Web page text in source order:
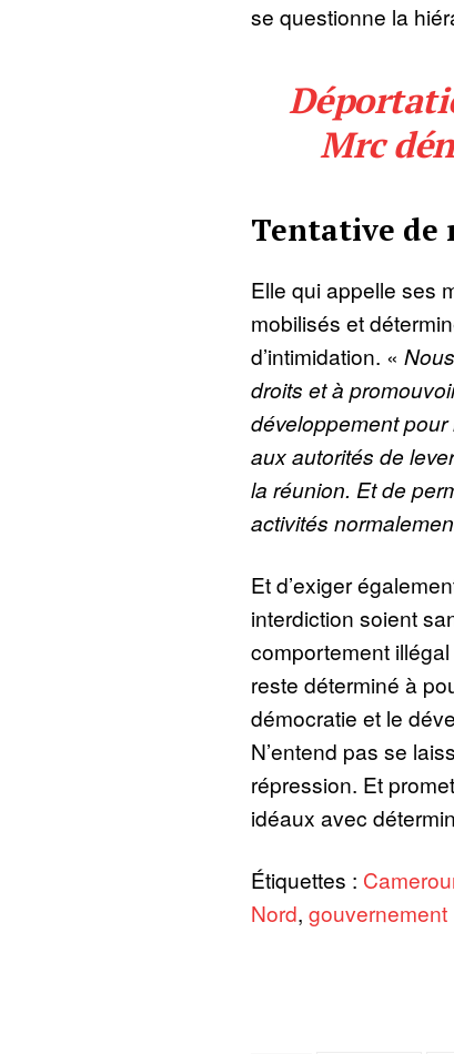
se questionne la
Mrc
Tentative de
Elle qui appelle ses
mobilisés et
d’intimidation. «
droits et à
développement
aux autorités de
la réunion. Et de
activités
Et d’exiger
interdiction soient
comportement
reste déterminé à
démocratie et le
N’entend pas se
répression. Et
idéaux avec
Étiquettes :
Nord, gouvernement